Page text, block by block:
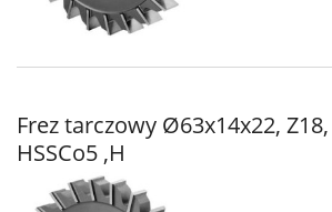
Frez tarczowy Ø63x14x22,
HSSCo5 ,H